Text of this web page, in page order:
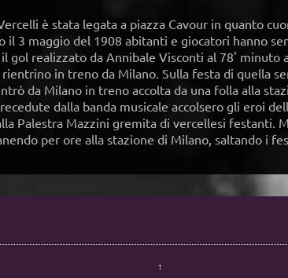
è stata legata a piazza Cavour in quanto
il 3 maggio del 1908 abitanti e giocatori hanno
gol realizzato da Annibale Visconti al 78' minuto
rientrino in treno da Milano. Sulla festa di quella
da Milano in treno accolta da una folla alla
dalla banda musicale accolsero gli eroi
Palestra Mazzini gremita di vercellesi festanti.
per ore alla stazione di Milano, saltando i
↑